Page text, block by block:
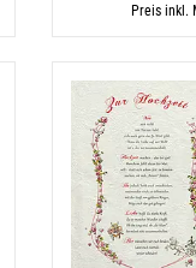
Preis inkl.